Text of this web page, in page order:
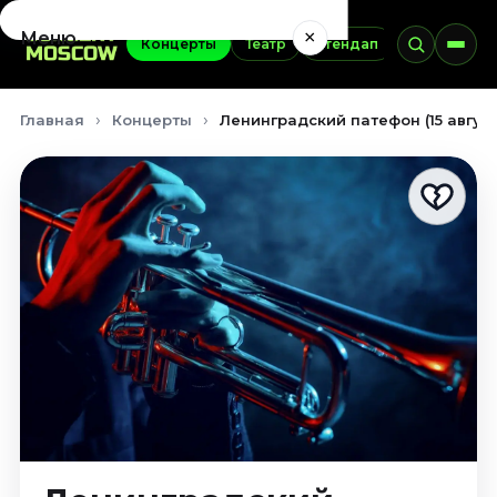
Концерты Театр Стендап Выставки
Меню ×
Сентябрь 2026
Октябрь 2026
Ноябрь 2026
Декабрь 2026
Январь 2027
Август 2026
Сентябрь 2026
Октябрь 2026
Ноябрь 2026
Главная Концерты Ленинградский патефон (15